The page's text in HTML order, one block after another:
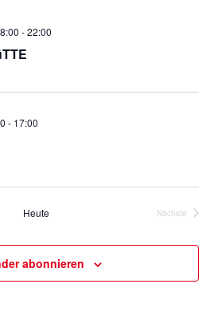
-22:00
- 17:00
Heute
Nächste
abonnieren